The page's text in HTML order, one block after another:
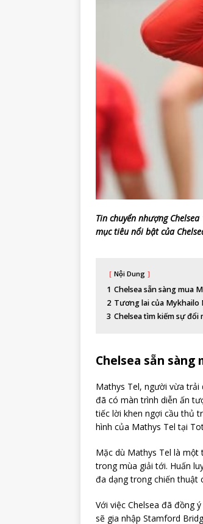
Tin chuyển nhượng
mục tiêu nổi bật của
Nội Dung
1 Chelsea sẵn sàng mua
2 Tương lai của Mykhailo
3 Chelsea tìm kiếm sự
Chelsea sẵn
Mathys Tel, người vừa trải
đã có màn trình diễn ấn
tiếc lời khen ngợi cầu thủ
hình của Mathys Tel tại
Mặc dù Mathys Tel là một
trong mùa giải tới. Huấn
đa dạng trong chiến thuật
Với việc Chelsea đã đồng
sẽ gia nhập Stamford